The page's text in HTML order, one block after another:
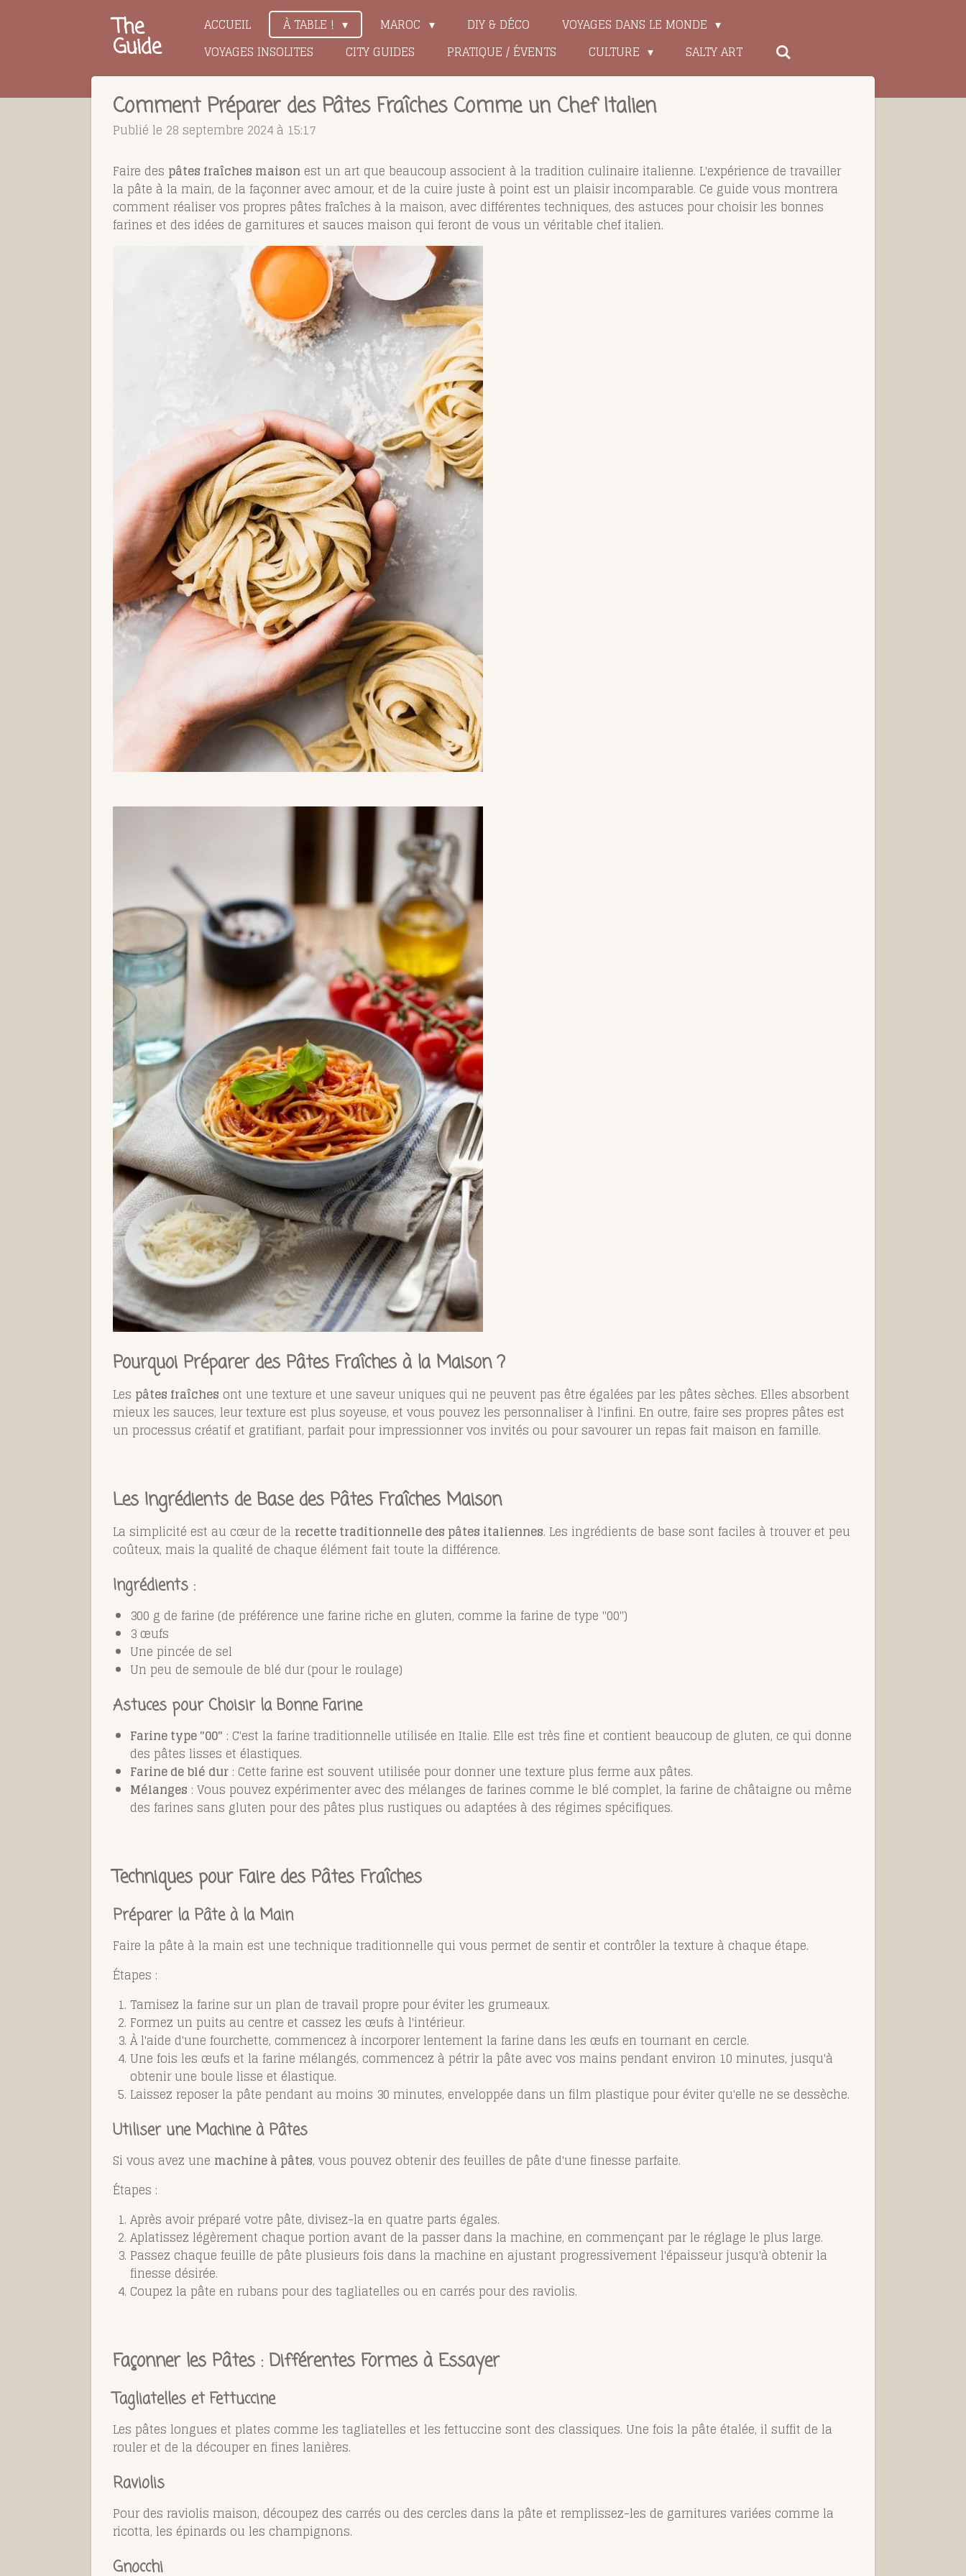
The
Guide
ACCUEIL À TABLE ! MAROC DIY & DÉCO
VOYAGES DANS LE MONDE
VOYAGES INSOLITES
CITY GUIDES PRATIQUE / ÉVENTS CULTURE SALTY ART
Comment Préparer des Pâtes Fraîches Comme un Chef Italien
Publié le 28 septembre 2024 à 15:17
Faire des pâtes fraîches maison est un art que beaucoup associent à la tradition culinaire italienne. L'expérience de travailler
la pâte à la main, de la façonner avec amour, et de la cuire juste à point est un plaisir incomparable. Ce guide vous montrera
comment réaliser vos propres pâtes fraîches à la maison, avec différentes techniques, des astuces pour choisir les bonnes
farines et des idées de garnitures et sauces maison qui feront de vous un véritable chef italien.
Pourquoi Préparer des Pâtes Fraîches à la Maison ?
Les pâtes fraîches ont une texture et une saveur uniques qui ne peuvent pas être égalées par les pâtes sèches. Elles absorbent
mieux les sauces, leur texture est plus soyeuse, et vous pouvez les personnaliser à l'infini. En outre, faire ses propres pâtes est
un processus créatif et gratifiant, parfait pour impressionner vos invités ou pour savourer un repas fait maison en famille.
Les Ingrédients de Base des Pâtes Fraîches Maison
La simplicité est au cœur de la recette traditionnelle des pâtes italiennes. Les ingrédients de base sont faciles à trouver et peu
coûteux, mais la qualité de chaque élément fait toute la différence.
Ingrédients :
300 g de farine (de préférence une farine riche en gluten, comme la farine de type "00")
3 œufs
Une pincée de sel
Un peu de semoule de blé dur (pour le roulage)
Astuces pour Choisir la Bonne Farine
Farine type "00" : C'est la farine traditionnelle utilisée en Italie. Elle est très fine et contient beaucoup de gluten, ce qui donne
des pâtes lisses et élastiques.
Farine de blé dur : Cette farine est souvent utilisée pour donner une texture plus ferme aux pâtes.
Mélanges : Vous pouvez expérimenter avec des mélanges de farines comme le blé complet, la farine de châtaigne ou même
des farines sans gluten pour des pâtes plus rustiques ou adaptées à des régimes spécifiques.
Techniques pour Faire des Pâtes Fraîches
Préparer la Pâte à la Main
Faire la pâte à la main est une technique traditionnelle qui vous permet de sentir et contrôler la texture à chaque étape.
Étapes :
Tamisez la farine sur un plan de travail propre pour éviter les grumeaux.
Formez un puits au centre et cassez les œufs à l'intérieur.
À l'aide d'une fourchette, commencez à incorporer lentement la farine dans les œufs en tournant en cercle.
Une fois les œufs et la farine mélangés, commencez à pétrir la pâte avec vos mains pendant environ 10 minutes, jusqu'à
obtenir une boule lisse et élastique.
Laissez reposer la pâte pendant au moins 30 minutes, enveloppée dans un film plastique pour éviter qu'elle ne se dessèche.
Utiliser une Machine à Pâtes
Si vous avez une machine à pâtes, vous pouvez obtenir des feuilles de pâte d'une finesse parfaite.
Étapes :
Après avoir préparé votre pâte, divisez-la en quatre parts égales.
Aplatissez légèrement chaque portion avant de la passer dans la machine, en commençant par le réglage le plus large.
Passez chaque feuille de pâte plusieurs fois dans la machine en ajustant progressivement l'épaisseur jusqu'à obtenir la
finesse désirée.
Coupez la pâte en rubans pour des tagliatelles ou en carrés pour des raviolis.
Façonner les Pâtes : Différentes Formes à Essayer
Tagliatelles et Fettuccine
Les pâtes longues et plates comme les tagliatelles et les fettuccine sont des classiques. Une fois la pâte étalée, il suffit de la
rouler et de la découper en fines lanières.
Raviolis
Pour des raviolis maison, découpez des carrés ou des cercles dans la pâte et remplissez-les de garnitures variées comme la
ricotta, les épinards ou les champignons.
Gnocchi